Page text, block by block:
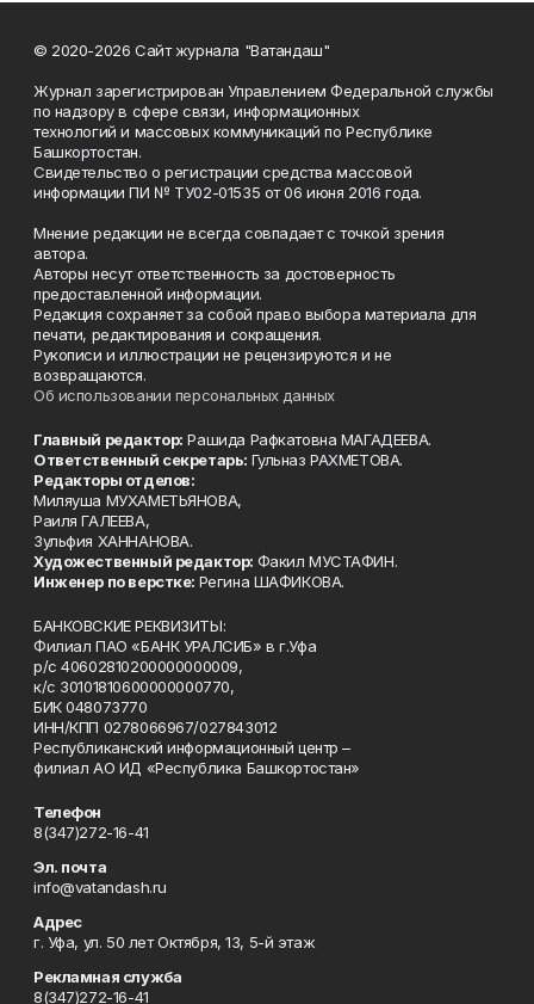
© 2020-2026 Сайт журнала "Ватандаш"
Журнал зарегистрирован Управлением Федеральной службы
по надзору в сфере связи, информационных
технологий и массовых коммуникаций по Республике
Башкортостан.
Свидетельство о регистрации средства массовой
информации ПИ № ТУ02-01535 от 06 июня 2016 года.
Мнение редакции не всегда совпадает с точкой зрения
автора.
Авторы несут ответственность за достоверность
предоставленной информации.
Редакция сохраняет за собой право выбора материала для
печати, редактирования и сокращения.
Рукописи и иллюстрации не рецензируются и не
возвращаются.
Об использовании персональных данных
Главный редактор: Рашида Рафкатовна МАГАДЕЕВА.
Ответственный секретарь: Гульназ РАХМЕТОВА.
Редакторы отделов:
Миляуша МУХАМЕТЬЯНОВА,
Раиля ГАЛЕЕВА,
Зульфия ХАННАНОВА.
Художественный редактор: Факил МУСТАФИН.
Инженер по верстке: Регина ШАФИКОВА.
БАНКОВСКИЕ РЕКВИЗИТЫ:
Филиал ПАО «БАНК УРАЛСИБ» в г.Уфа
р/с 40602810200000000009,
к/с 30101810600000000770,
БИК 048073770
ИНН/КПП 0278066967/027843012
Республиканский информационный центр –
филиал АО ИД «Республика Башкортостан»
Телефон
8(347)272-16-41
Эл. почта
info@vatandash.ru
Адрес
г. Уфа, ул. 50 лет Октября, 13, 5-й этаж
Рекламная служба
8(347)272-16-41